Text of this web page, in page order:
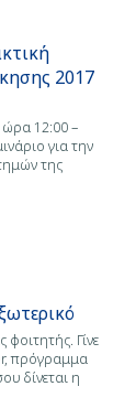
2017
12:00 –
για την
της
Γίνε
πρόγραμμα
δίνεται η